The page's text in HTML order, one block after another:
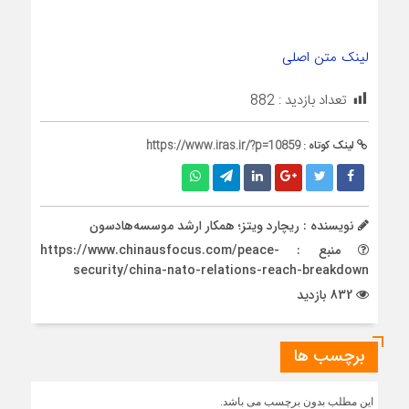
لینک متن اصلی
تعداد بازدید : 882
لینک کوتاه :https://www.iras.ir/?p=10859
نویسنده : ریچارد ویتز؛ همکار ارشد موسسه‌هادسون
منبع : https://www.chinausfocus.com/peace-
security/china-nato-relations-reach-breakdown
برچسب ها
این مطلب بدون برچسب می باشد.